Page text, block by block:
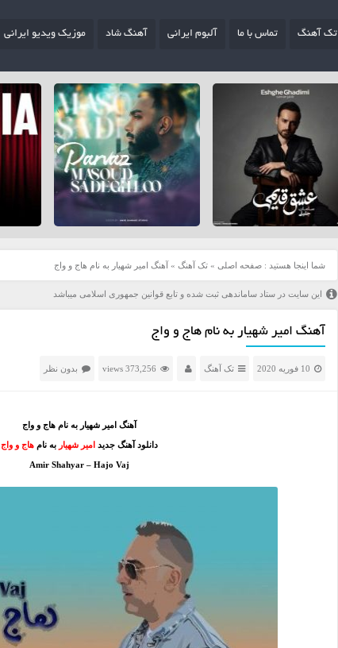
تک آهنگ تماس با ما آلبوم ایرانی آهنگ شاد موزیک ویدیو ایرانی
شما اینجا هستید : صفحه اصلی » تک آهنگ » آهنگ امیر شهیار به نام هاج و واج
این سایت در ستاد ساماندهی ثبت شده و تابع قوانین جمهوری اسلامی میباشد
آهنگ امیر شهیار به نام هاج و واج
10 فوریه 2020 تک آهنگ 373,256 views بدون نظر
آهنگ امیر شهیار به نام هاج و واج
دانلود آهنگ جدید امیر شهیار به نام هاج و واج
Amir Shahyar – Hajo Vaj